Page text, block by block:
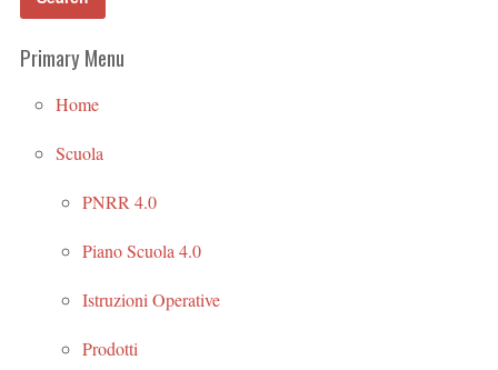
Primary Menu
Home
Scuola
PNRR 4.0
Piano Scuola 4.0
Istruzioni Operative
Prodotti